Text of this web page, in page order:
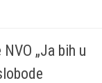
„Ja bih u